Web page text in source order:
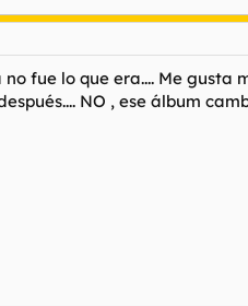
fue lo que era.... Me gusta
NO , ese álbum